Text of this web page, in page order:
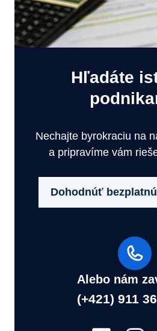
Hľadáte
Nechajte byrokraciu na
a pripravíme vám
Dohodnúť
Alebo nám
(+421) 911